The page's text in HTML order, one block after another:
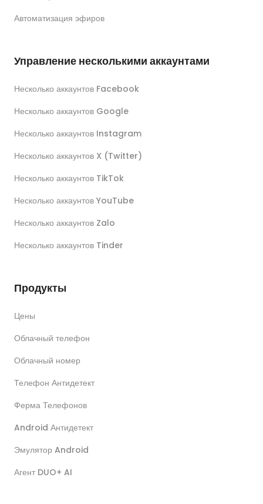
Автоматизация эфиров
Управление несколькими аккаунтами
Несколько аккаунтов Facebook
Несколько аккаунтов Google
Несколько аккаунтов Instagram
Несколько аккаунтов X (Twitter)
Несколько аккаунтов TikTok
Несколько аккаунтов YouTube
Несколько аккаунтов Zalo
Несколько аккаунтов Tinder
Продукты
Цены
Облачный телефон
Облачный номер
Телефон Антидетект
Ферма Телефонов
Android Антидетект
Эмулятор Android
Агент DUO+ AI